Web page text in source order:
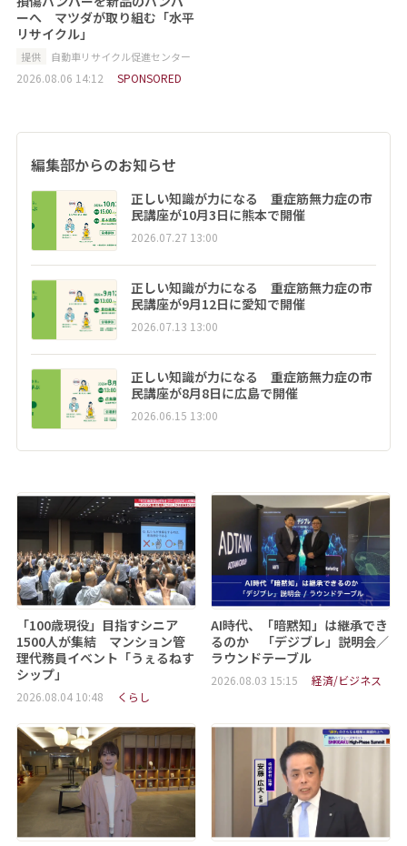
ーへ マツダが取り組む「水平
リサイクル」
提供 自動車リサイクル促進センター
2026.08.06 14:12 SPONSORED
編集部からのお知らせ
正しい知識が力になる 重症筋無力症の市
民講座が10月3日に熊本で開催
2026.07.27 13:00
正しい知識が力になる 重症筋無力症の市
民講座が9月12日に愛知で開催
2026.07.13 13:00
正しい知識が力になる 重症筋無力症の市
民講座が8月8日に広島で開催
2026.06.15 13:00
「100歳現役」目指すシニア
1500人が集結 マンション管
理代務員イベント「うぇるねす
シップ」
2026.08.04 10:48 くらし
AI時代、「暗黙知」は継承でき
るのか 「デジブレ」説明会／
ラウンドテーブル
2026.08.03 15:15 経済/ビジネス